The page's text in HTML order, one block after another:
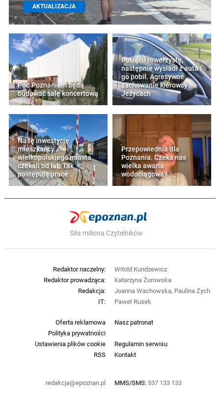
AKTUALIZACJA
Pod Poznaniem będą
budować salę koncertową
Potrącił rowerzystę,
następnie wysiadł z auta i
go pobił. Agresywne
zachowanie kierowcy na
Jeżycach
Na tę inwestycję
mieszkańcy
wielkopolskiego miasta
czekali od lat. Tak
postępują prace
Przepowiednia dla
Poznania. Czeka nas
wielka awaria
wodociągowa?
Siła miliona Czytelników
Oferta reklamowa
Nasz patronat
Polityka prywatności
Ustawienia plików cookie
Regulamin serwisu
RSS
Kontakt
redakcja@epoznan.pl MMS/SMS: 537 133 133
Redaktor naczelny:
Witold Kundzewicz
Redaktor prowadząca:
Katarzyna Żurowska
Redakcja:
Joanna Wachowska, Paulina Zych
IT:
Paweł Rusek